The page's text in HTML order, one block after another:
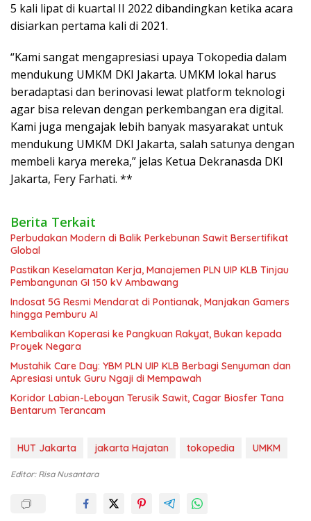
5 kali lipat di kuartal II 2022 dibandingkan ketika acara
disiarkan pertama kali di 2021.
“Kami sangat mengapresiasi upaya Tokopedia dalam
mendukung UMKM DKI Jakarta. UMKM lokal harus
beradaptasi dan berinovasi lewat platform teknologi
agar bisa relevan dengan perkembangan era digital.
Kami juga mengajak lebih banyak masyarakat untuk
mendukung UMKM DKI Jakarta, salah satunya dengan
membeli karya mereka,” jelas Ketua Dekranasda DKI
Jakarta, Fery Farhati. **
Berita Terkait
Perbudakan Modern di Balik Perkebunan Sawit Bersertifikat
Global
Pastikan Keselamatan Kerja, Manajemen PLN UIP KLB Tinjau
Pembangunan GI 150 kV Ambawang
Indosat 5G Resmi Mendarat di Pontianak, Manjakan Gamers
hingga Pemburu AI
Kembalikan Koperasi ke Pangkuan Rakyat, Bukan kepada
Proyek Negara
Mustahik Care Day: YBM PLN UIP KLB Berbagi Senyuman dan
Apresiasi untuk Guru Ngaji di Mempawah
Koridor Labian-Leboyan Terusik Sawit, Cagar Biosfer Tana
Bentarum Terancam
HUT Jakarta jakarta Hajatan tokopedia UMKM
Editor: Risa Nusantara